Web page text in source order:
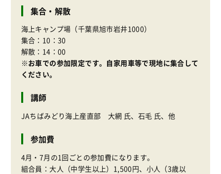
集合・解散
海上キャンプ場（千葉県旭市岩井1000）
集合：10：30
解散：14：00
※お車での参加限定です。自家用車等で現地に集合して
ください。
講師
JAちばみどり海上産直部 大網 氏、石毛 氏、他
参加費
4月・7月の1回ごとの参加費になります。
組合員：大人（中学生以上）1,500円、小人（3歳以